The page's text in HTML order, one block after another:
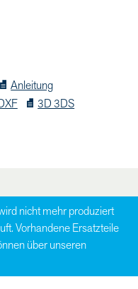
Anleitung
3D 3DS
nicht mehr produziert
Vorhandene Ersatzteile
über unseren